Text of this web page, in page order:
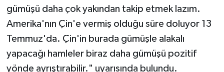
gümüşü daha çok yakından takip etmek lazım.
Amerika'nın Çin'e vermiş olduğu süre doluyor 13
Temmuz'da. Çin'in burada gümüşle alakalı
yapacağı hamleler biraz daha gümüşü pozitif
yönde ayrıştırabilir." uyarısında bulundu.